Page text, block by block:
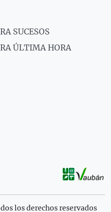
SUCESOS
ÚLTIMA HORA
los derechos reservados